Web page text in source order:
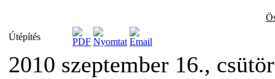
Útépítés
2010 szeptember 16.,